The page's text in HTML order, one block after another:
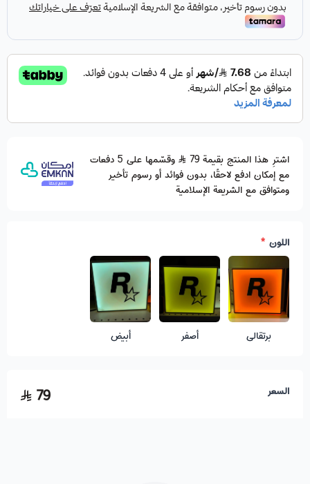
اشترِ هذا المنتج بقيمة 79
وقسّمها على 5 دفعات
مع إمكان ادفع لاحقًا، بدون فوائد أو رسوم تأخير
ومتوافق مع الشريعة الإسلامية
اللون *
برتقالي أصفر أبيض
السعر 79